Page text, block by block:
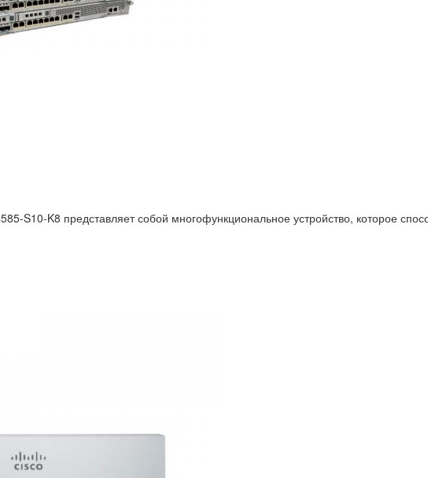
S10-K8 представляет собой многофункциональное устройство, которое